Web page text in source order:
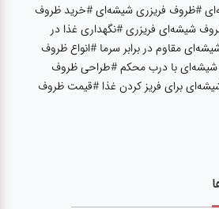
#ظروف فریزری شیشه‌ای #خرید ظروف
شیشه‌ای فریزری #نگهداری غذا در
مقاوم در برابر سرما #انواع ظروف
با درب محکم #طراحی ظروف
برای فریز کردن غذا #قیمت ظروف